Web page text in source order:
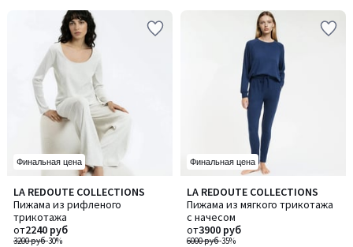
Финальная цена
LA REDOUTE COLLECTIONS
Пижама из рифленого
трикотажа
3200 руб-30%
от2240 руб
4,2
/ 5
Финальная цена
LA REDOUTE COLLECTIONS
Пижама из мягкого трикотажа
с начесом
6000 руб-35%
от3900 руб
4,8
/ 5